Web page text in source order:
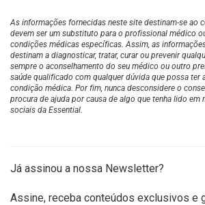
As informações fornecidas neste site destinam-se ao
devem ser um substituto para o profissional médico
condições médicas específicas. Assim, as
destinam a diagnosticar, tratar, curar ou prevenir
sempre o aconselhamento do seu médico ou outro
saúde qualificado com qualquer dúvida que possa ter
condição médica. Por fim, nunca desconsidere o
procura de ajuda por causa de algo que tenha lido em
sociais da Essential.
Já assinou a nossa Newsletter?
Assine, receba conteúdos exclusivos e